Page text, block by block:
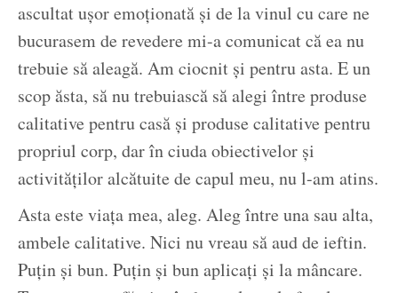
ascultat ușor emoționată și de la vinul cu care ne
bucurasem de revedere mi-a comunicat că ea nu
trebuie să aleagă. Am ciocnit și pentru asta. E un
scop ăsta, să nu trebuiască să alegi între produse
calitative pentru casă și produse calitative pentru
propriul corp, dar în ciuda obiectivelor și
activităților alcătuite de capul meu, nu l-am atins.
Asta este viața mea, aleg. Aleg între una sau alta,
ambele calitative. Nici nu vreau să aud de ieftin.
Puțin și bun. Puțin și bun aplicați și la mâncare.